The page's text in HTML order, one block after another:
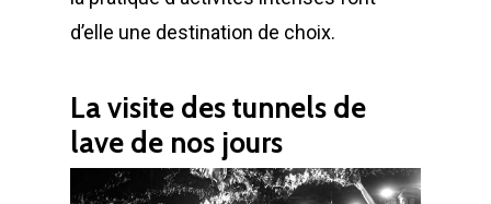
d’elle une destination de choix.
La visite des tunnels de
lave de nos jours
Tunnel de lave
Tunnel de lave
Vous êtes là !
Le blog de Fred &
avis et